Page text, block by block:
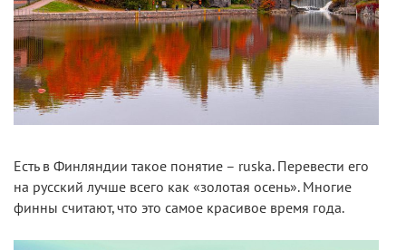
Есть в Финляндии такое понятие – ruska. Перевести его
на русский лучше всего как «золотая осень». Многие
финны считают, что это самое красивое время года.